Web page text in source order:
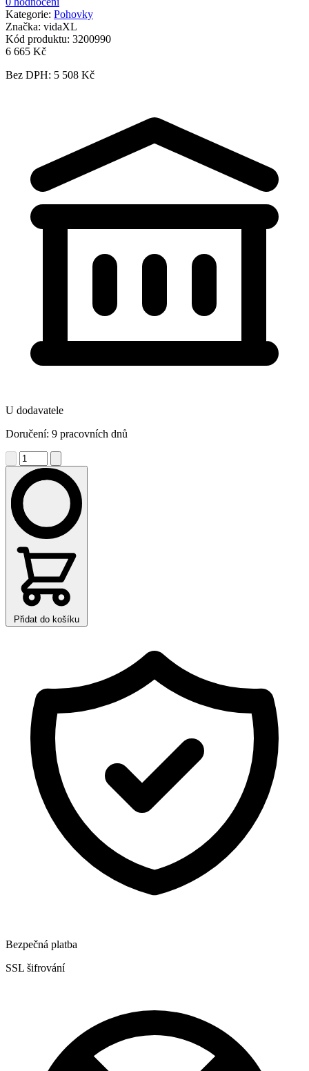
Kategorie: Pohovky
Značka: vidaXL
Kód produktu: 3200990
6 665 Kč
Bez DPH: 5 508 Kč
U dodavatele
Doručení: 9 pracovních dnů
Přidat do košíku
Bezpečná platba
SSL šifrování